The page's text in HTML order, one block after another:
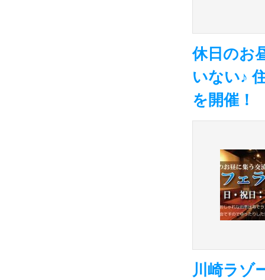
休日のお
いない♪
を開催！
川崎ラゾ